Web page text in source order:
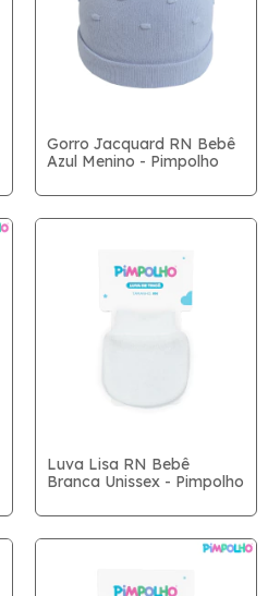
Gorro Jacquard RN Bebê
Azul Menino - Pimpolho
Luva Lisa RN Bebê
Branca Unissex - Pimpolho